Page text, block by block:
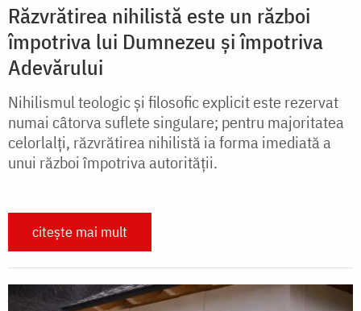
Răzvrătirea nihilistă este un război
împotri­va lui Dumnezeu și împotriva
Adevărului
Nihilismul teologic și filosofic explicit este rezervat
numai câtorva suflete singulare; pentru majoritatea
celorlalți, răzvrătirea nihilistă ia for­ma imediată a
unui război împotriva autorității.
citește mai mult